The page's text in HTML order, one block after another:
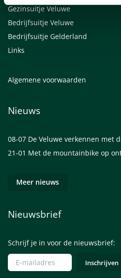
Gezinsuitje Veluwe
Bedrijfsuitje Veluwe
Bedrijfsuitje Gelderland
Links
Algemene voorwaarden
Nieuws
08-07 De Veluwe verkennen met
21-01 Met de mountainbike op
Meer nieuws
Nieuwsbrief
Schrijf je in voor de nieuwsbrief: